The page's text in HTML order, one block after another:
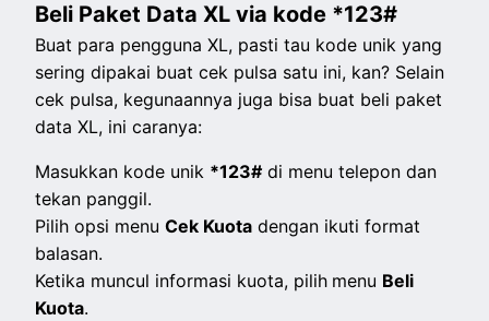
Beli Paket Data XL via kode *123#
Buat para pengguna XL, pasti tau kode unik yang
sering dipakai buat cek pulsa satu ini, kan? Selain
cek pulsa, kegunaannya juga bisa buat beli paket
data XL, ini caranya:
Masukkan kode unik *123#di menu telepon dan
tekan panggil.
Pilih opsi menuCek Kuota dengan ikuti format
balasan.
Ketika muncul informasi kuota, pilih menu Beli
Kuota.